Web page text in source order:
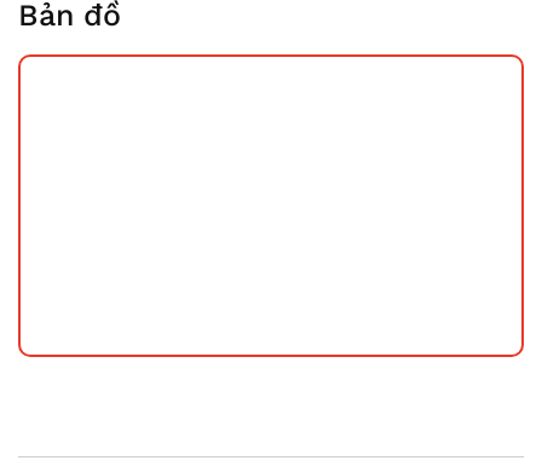
Bản đồ